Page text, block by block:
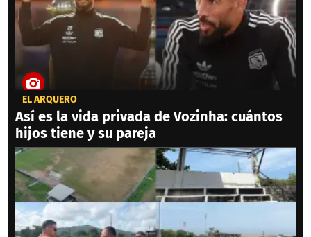
EL ARQUERO
Así es la vida privada de Vozinha: cuántos
hijos tiene y su pareja